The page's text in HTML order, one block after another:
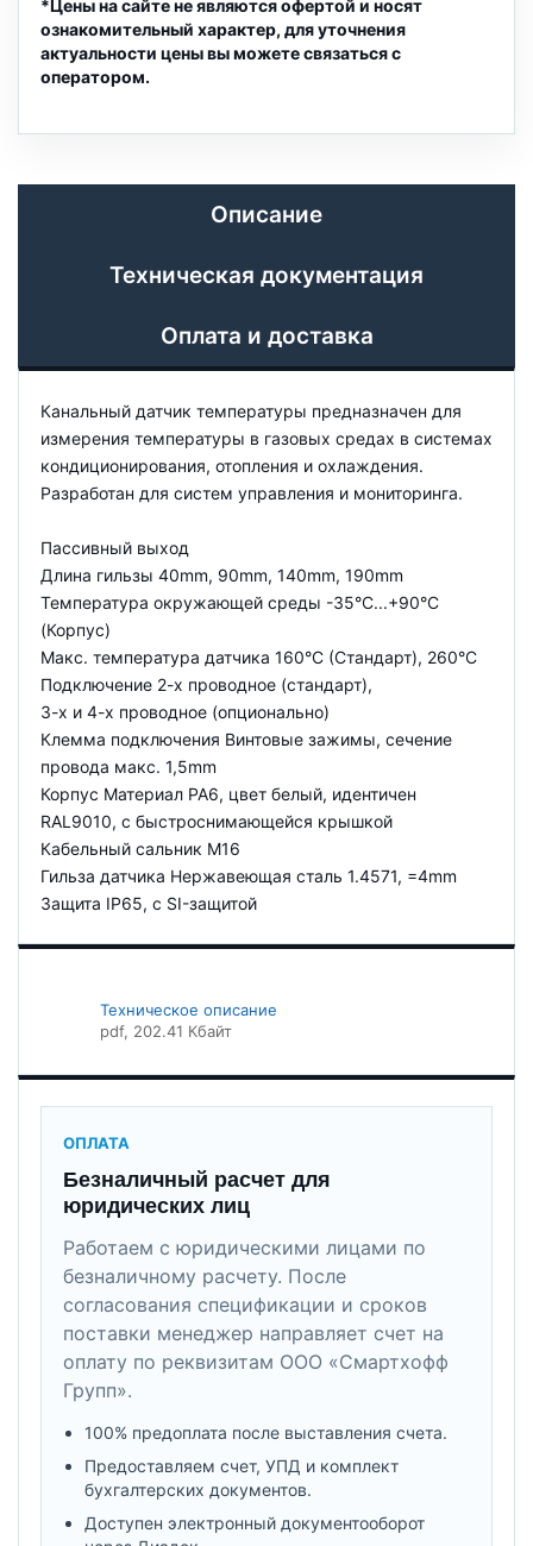
*Цены на сайте не являются офертой и носят
ознакомительный характер, для уточнения
актуальности цены вы можете связаться с
оператором.
Описание
Техническая документация
Оплата и доставка
Канальный датчик температуры предназначен для
измерения температуры в газовых средах в системах
кондиционирования, отопления и охлаждения.
Разработан для систем управления и мониторинга.
Пассивный выход
Длина гильзы 40mm, 90mm, 140mm, 190mm
Температура окружающей среды -35°C...+90°C
(Корпус)
Макс. температура датчика 160°C (Стандарт), 260°C
Подключение 2-х проводное (стандарт),
3-х и 4-х проводное (опционально)
Клемма подключения Винтовые зажимы, сечение
провода макс. 1,5mm
Корпус Материал PA6, цвет белый, идентичен
RAL9010, с быстроснимающейся крышкой
Кабельный сальник M16
Гильза датчика Нержавеющая сталь 1.4571, =4mm
Защита IP65, с SI-защитой
Техническое описание
pdf, 202.41 Кбайт
ОПЛАТА
Безналичный расчет для
юридических лиц
Работаем с юридическими лицами по
безналичному расчету. После
согласования спецификации и сроков
поставки менеджер направляет счет на
оплату по реквизитам ООО «Смартхофф
Групп».
100% предоплата после выставления счета.
Предоставляем счет, УПД и комплект
бухгалтерских документов.
Доступен электронный документооборот